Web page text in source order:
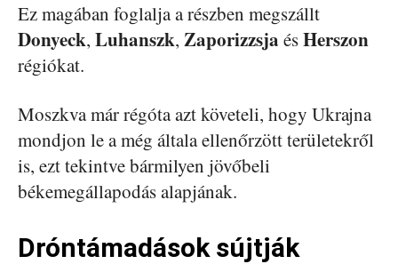
Ez magában foglalja a részben megszállt
Donyeck, Luhanszk, Zaporizzsja ésHerszon
régiókat.
Moszkva már régóta azt követeli, hogy Ukrajna
mondjon le a még általa ellenőrzött területekről
is, ezt tekintve bármilyen jövőbeli
békemegállapodás alapjának.
Dróntámadások sújtják